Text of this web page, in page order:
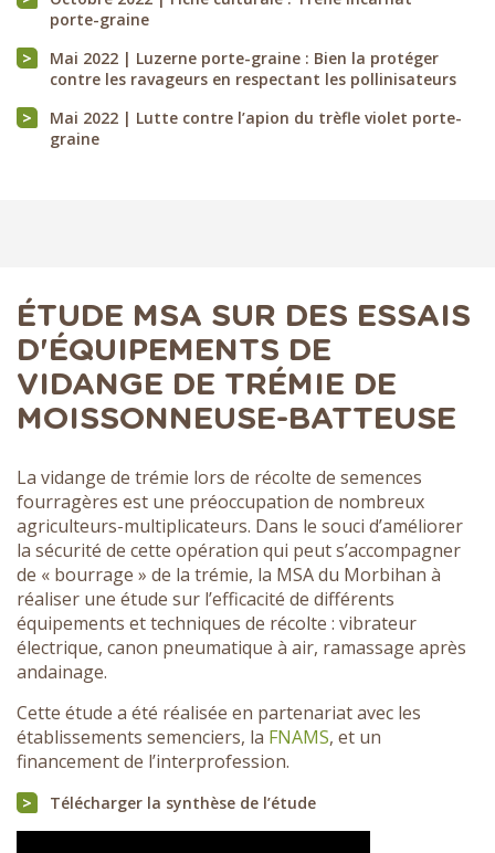
porte-graine
Mai 2022 | Luzerne porte-graine : Bien la protéger
contre les ravageurs en respectant les pollinisateurs
Mai 2022 | Lutte contre l’apion du trèfle violet porte-
graine
ÉTUDE MSA SUR DES ESSAIS
D'ÉQUIPEMENTS DE
VIDANGE DE TRÉMIE DE
MOISSONNEUSE-BATTEUSE
La vidange de trémie lors de récolte de semences
fourragères est une préoccupation de nombreux
agriculteurs-multiplicateurs. Dans le souci d’améliorer
la sécurité de cette opération qui peut s’accompagner
de « bourrage » de la trémie, la MSA du Morbihan à
réaliser une étude sur l’efficacité de différents
équipements et techniques de récolte : vibrateur
électrique, canon pneumatique à air, ramassage après
andainage.
Cette étude a été réalisée en partenariat avec les
établissements semenciers, la FNAMS, et un
financement de l’interprofession.
Télécharger la synthèse de l’étude